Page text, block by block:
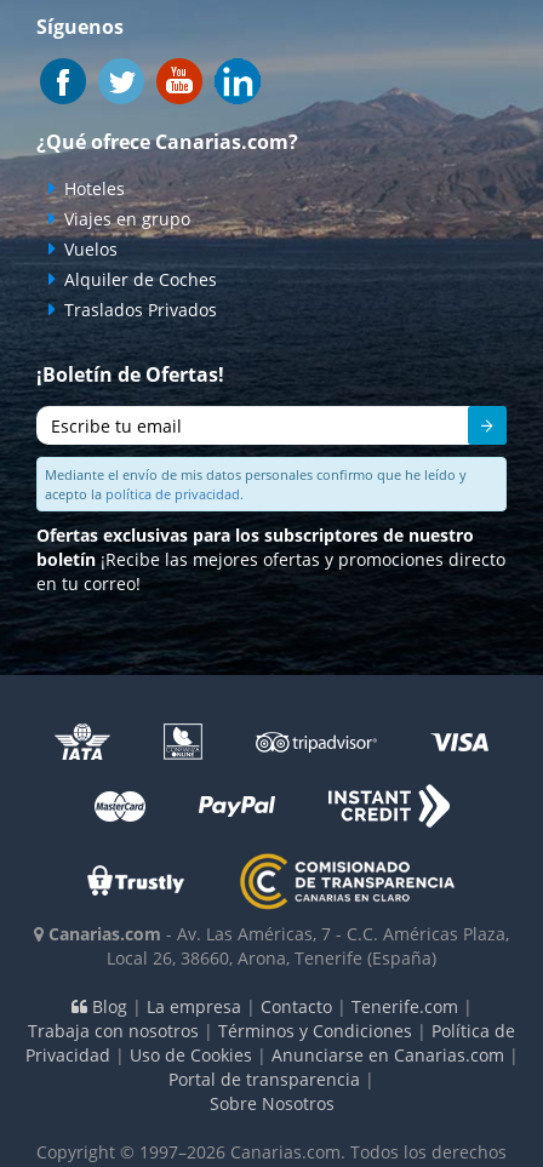
Síguenos
¿Qué ofrece Canarias.com?
Hoteles
Viajes en grupo
Vuelos
Alquiler de Coches
Traslados Privados
¡Boletín de Ofertas!
Mediante el envío de mis datos personales confirmo que he leído y
acepto la política de privacidad.
Ofertas exclusivas para los subscriptores de nuestro
boletín ¡Recibe las mejores ofertas y promociones directo
en tu correo!
Canarias.com - Av. Las Américas, 7 - C.C. Américas Plaza,
Local 26, 38660, Arona, Tenerife (España)
Blog| La empresa | Contacto| Tenerife.com |
Trabaja con nosotros | Términos y Condiciones | Política de
Privacidad | Uso de Cookies | Anunciarse en Canarias.com |
Portal de transparencia |
Sobre Nosotros
Copyright © 1997–2026 Canarias.com. Todos los derechos